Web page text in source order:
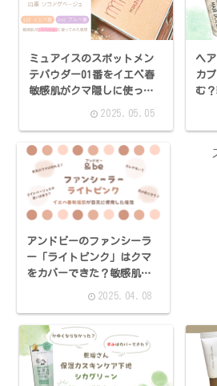
ミュアイスのスポットメン
テパウダー01番をイエベ春
敏感肌がクマ隠しに使った
2025.05.05
ヘ
カ
む
アンドビーのファンシーラ
ー「ライトピンク」はクマ
をカバーできた？敏感肌に
2025.04.08